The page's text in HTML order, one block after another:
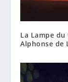
La Lampe
Alphonse de